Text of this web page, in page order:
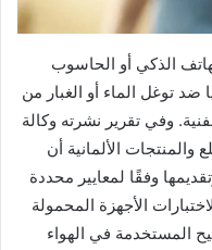
الذكي أو الحاسوب
ضد توغل الماء أو الغبار من
وفي تقرير نشرته وكالة
والمنتجات الألمانية أن
وفقًا لمعايير محددة
الأجهزة المحمولة
المستخدمة في الهواء